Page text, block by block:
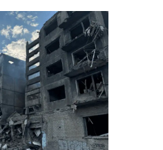
людина. Водночас на
наступ,